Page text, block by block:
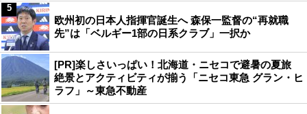
欧州初の日本人指揮官誕生へ 森保一監督の“再就職
先”は「ベルギー1部の日系クラブ」一択か
5
[PR]楽しさいっぱい！北海道・ニセコで避暑の夏旅
絶景とアクティビティが揃う「ニセコ東急 グラン・ヒ
ラフ」～東急不動産